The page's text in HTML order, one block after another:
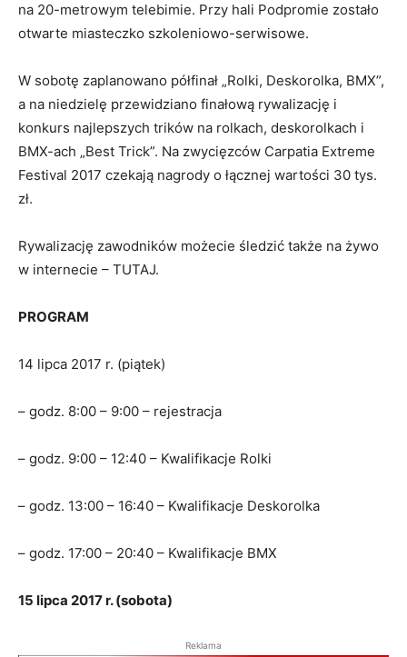
na 20-metrowym telebimie. Przy hali Podpromie zostało
otwarte miasteczko szkoleniowo-serwisowe.
W sobotę zaplanowano półfinał „Rolki, Deskorolka, BMX”,
a na niedzielę przewidziano finałową rywalizację i
konkurs najlepszych trików na rolkach, deskorolkach i
BMX-ach „Best Trick”. Na zwycięzców Carpatia Extreme
Festival 2017 czekają nagrody o łącznej wartości 30 tys.
zł.
Rywalizację zawodników możecie śledzić także na żywo
w internecie – TUTAJ.
PROGRAM
14 lipca 2017 r. (piątek)
– godz. 8:00 – 9:00 – rejestracja
– godz. 9:00 – 12:40 – Kwalifikacje Rolki
– godz. 13:00 – 16:40 – Kwalifikacje Deskorolka
– godz. 17:00 – 20:40 – Kwalifikacje BMX
15 lipca 2017 r. (sobota)
Reklama